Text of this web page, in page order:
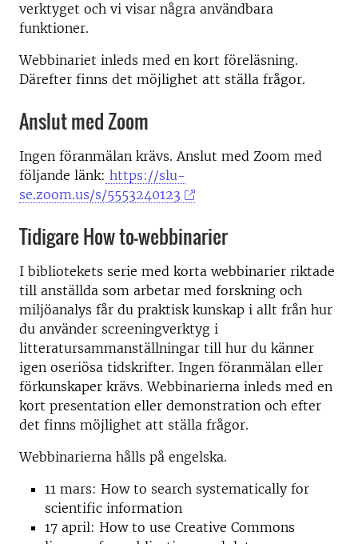
verktyget och vi visar några användbara
funktioner.
Webbinariet inleds med en kort föreläsning.
Därefter finns det möjlighet att ställa frågor.
Anslut med Zoom
Ingen föranmälan krävs. Anslut med Zoom med
följande länk: https://slu-
se.zoom.us/s/5553240123
Tidigare How to-webbinarier
I bibliotekets serie med korta webbinarier riktade
till anställda som arbetar med forskning och
miljöanalys får du praktisk kunskap i allt från hur
du använder screeningverktyg i
litteratursammanställningar till hur du känner
igen oseriösa tidskrifter. Ingen föranmälan eller
förkunskaper krävs. Webbinarierna inleds med en
kort presentation eller demonstration och efter
det finns möjlighet att ställa frågor.
Webbinarierna hålls på engelska.
11 mars: How to search systematically for
scientific information
17 april: How to use Creative Commons